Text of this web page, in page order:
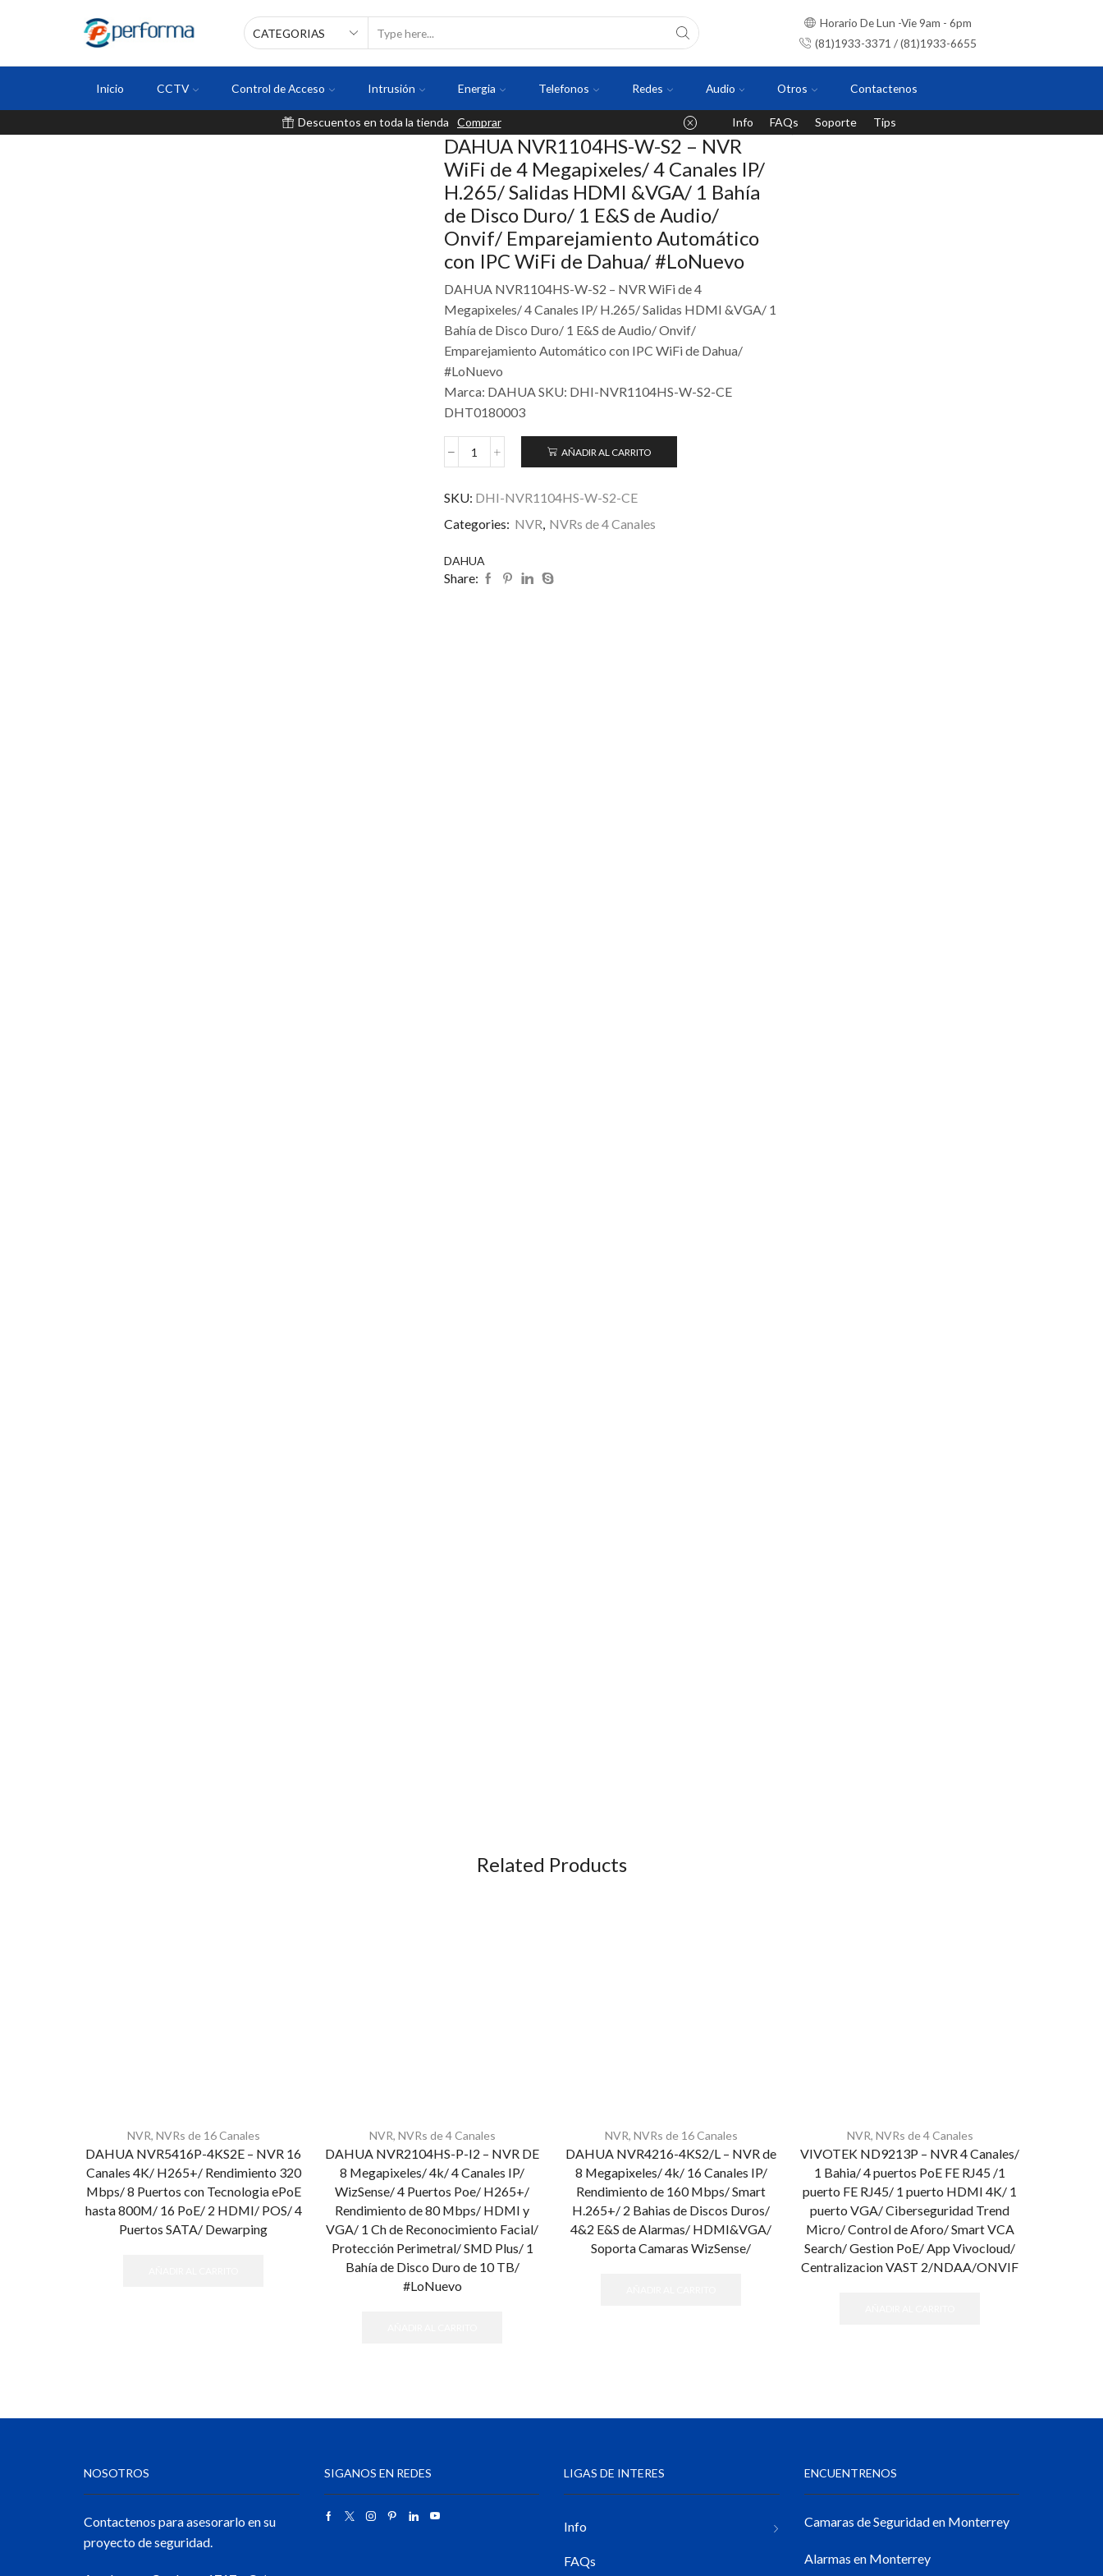
Horario De Lun -Vie 9am - 6pm
(81)1933-3371 / (81)1933-6655
Inicio CCTV Control de Acceso Intrusión Energia Telefonos Redes Audio Otros Contactenos
Descuentos en toda la tienda Comprar Info FAQs Soporte Tips
DAHUA NVR1104HS-W-S2 – NVR
WiFi de 4 Megapixeles/ 4 Canales IP/
H.265/ Salidas HDMI &VGA/ 1 Bahía
de Disco Duro/ 1 E&S de Audio/
Onvif/ Emparejamiento Automático
con IPC WiFi de Dahua/ #LoNuevo
DAHUA NVR1104HS-W-S2 – NVR WiFi de 4
Megapixeles/ 4 Canales IP/ H.265/ Salidas HDMI &VGA/ 1
Bahía de Disco Duro/ 1 E&S de Audio/ Onvif/
Emparejamiento Automático con IPC WiFi de Dahua/
#LoNuevo
Marca: DAHUA SKU: DHI-NVR1104HS-W-S2-CE
DHT0180003
AÑADIR AL CARRITO
SKU: DHI-NVR1104HS-W-S2-CE
Categories: NVR, NVRs de 4 Canales
DAHUA
Share:
Related Products
NVR, NVRs de 16 Canales
DAHUA NVR5416P-4KS2E – NVR 16
Canales 4K/ H265+/ Rendimiento 320
Mbps/ 8 Puertos con Tecnologia ePoE
hasta 800M/ 16 PoE/ 2 HDMI/ POS/ 4
Puertos SATA/ Dewarping
NVR, NVRs de 4 Canales
DAHUA NVR2104HS-P-I2 – NVR DE
8 Megapixeles/ 4k/ 4 Canales IP/
WizSense/ 4 Puertos Poe/ H265+/
Rendimiento de 80 Mbps/ HDMI y
VGA/ 1 Ch de Reconocimiento Facial/
Protección Perimetral/ SMD Plus/ 1
Bahía de Disco Duro de 10 TB/
#LoNuevo
NVR, NVRs de 16 Canales
DAHUA NVR4216-4KS2/L – NVR de
8 Megapixeles/ 4k/ 16 Canales IP/
Rendimiento de 160 Mbps/ Smart
H.265+/ 2 Bahias de Discos Duros/
4&2 E&S de Alarmas/ HDMI&VGA/
Soporta Camaras WizSense/
NVR, NVRs de 4 Canales
VIVOTEK ND9213P – NVR 4 Canales/
1 Bahia/ 4 puertos PoE FE RJ45 /1
puerto FE RJ45/ 1 puerto HDMI 4K/ 1
puerto VGA/ Ciberseguridad Trend
Micro/ Control de Aforo/ Smart VCA
Search/ Gestion PoE/ App Vivocloud/
Centralizacion VAST 2/NDAA/ONVIF
NOSOTROS
Contactenos para asesorarlo en su
proyecto de seguridad.
SIGANOS EN REDES LIGAS DE INTERES
Info
FAQs
ENCUENTRENOS
Camaras de Seguridad en Monterrey
Alarmas en Monterrey